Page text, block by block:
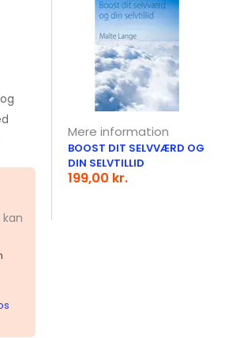
Mere information
BOOST DIT SELVVÆRD OG
DIN SELVTILLID
199,00 kr.